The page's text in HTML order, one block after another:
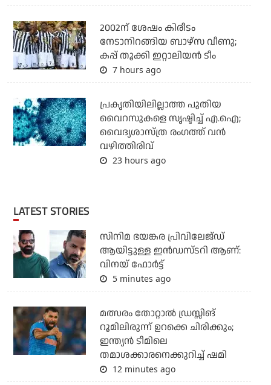
2002ന് ശേഷം കിരീടം
നേടാനിറങ്ങിയ ബാഴ്സ വീണു;
കപ്പ് തൂക്കി ഇറ്റാലിയൻ ടീം
7 hours ago
പ്രകൃതിയിലില്ലാത്ത പുതിയ
വൈറസുകളെ സൃഷ്ടിച്ച് എ.ഐ;
വൈദ്യശാസ്ത്ര രംഗത്ത് വന്‍
വഴിത്തിരിവ്
23 hours ago
LATEST STORIES
സിനിമ ഭയങ്കര പ്രിവിലേജ്ഡ്
ആയിട്ടുള്ള ഇൻഡസ്ടറി ആണ്:
വിനയ് ഫോർട്ട്
5 minutes ago
മത്സരം തോറ്റാല്‍ ഡ്രസ്സിങ്
റൂമിലിരുന്ന് ഉറക്കെ ചിരിക്കും;
ഇന്ത്യന്‍ ടീമിലെ
തമാശക്കാരനെക്കുറിച്ച് ഷമി
12 minutes ago